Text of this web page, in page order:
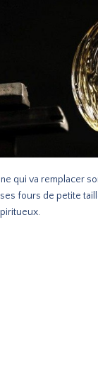
qui va remplacer
fours de petite